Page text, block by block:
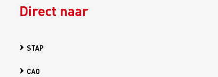
Direct naar
STAP
CAO